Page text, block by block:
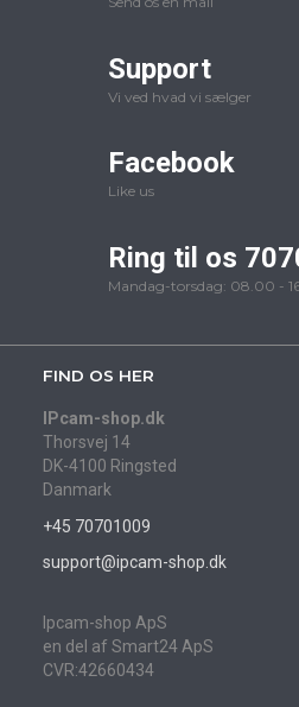
Support
Vi ved hvad vi sælger
Facebook
Like us
Ring til os
Mandag-torsdag: 08.00 -
FIND OS HER
IPcam-shop.dk
Thorsvej 14
DK-4100 Ringsted
Danmark
+45 70701009
support@ipcam-shop.dk
Ipcam-shop ApS
en del af Smart24 ApS
CVR:42660434